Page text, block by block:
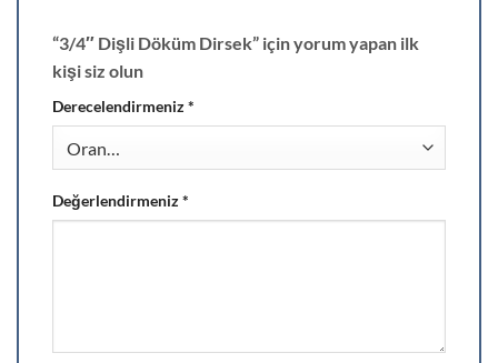
“3/4″ Dişli Döküm Dirsek” için yorum yapan ilk
kişi siz olun
Derecelendirmeniz*
Değerlendirmeniz*